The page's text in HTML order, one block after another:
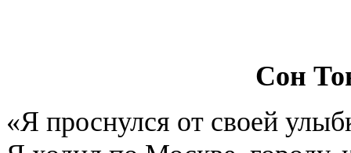
Сон
«Я проснулся от своей